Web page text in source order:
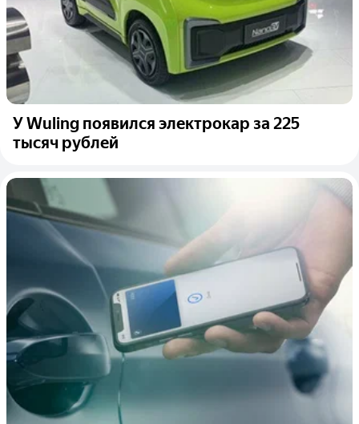
У Wuling появился электрокар за 225
тысяч рублей